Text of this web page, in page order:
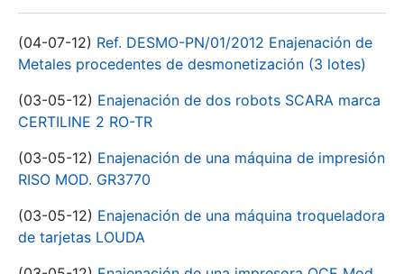
(04-07-12) Ref. DESMO-PN/01/2012 Enajenación de
Metales procedentes de desmonetización (3 lotes)
(03-05-12) Enajenación de dos robots SCARA marca
CERTILINE 2 RO-TR
(03-05-12) Enajenación de una máquina de impresión
RISO MOD. GR3770
(03-05-12) Enajenación de una máquina troqueladora
de tarjetas LOUDA